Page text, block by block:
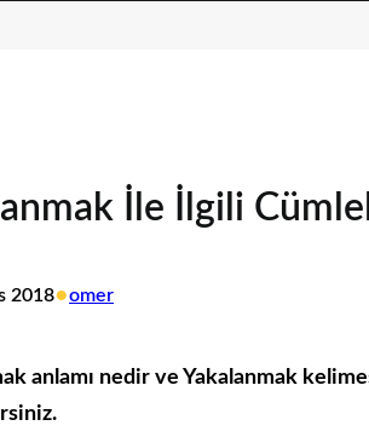
İle İlgili
2018•omer
anlamı nedir ve Yakalanmak